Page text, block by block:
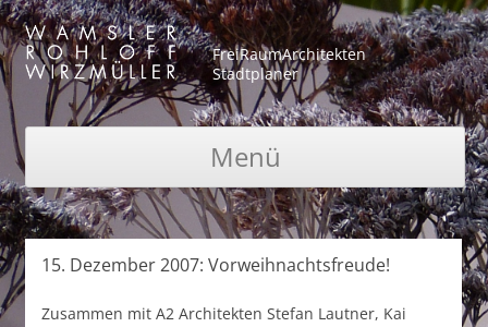
FreiRaumArchitekten
Stadtplaner
Menü
Zum Inhalt springen
15. Dezember 2007: Vorweihnachtsfreude!
Zusammen mit A2 Architekten Stefan Lautner, Kai